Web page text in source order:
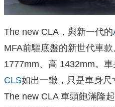
The new CLA，與新一代的
MFA前驅底盤的新世代車
1777mm、高 1432mm。
CLS如出一轍，只是車身
The new CLA 車頭飽滿隆